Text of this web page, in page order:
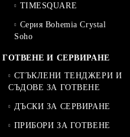
TIMESQUARE
Серия Bohemia Crystal
Soho
ГОТВЕНЕ И СЕРВИРАНЕ
СТЪКЛЕНИ ТЕНДЖЕРИ И
СЪДОВЕ ЗА ГОТВЕНЕ
ДЪСКИ ЗА СЕРВИРАНЕ
ПРИБОРИ ЗА ГОТВЕНЕ